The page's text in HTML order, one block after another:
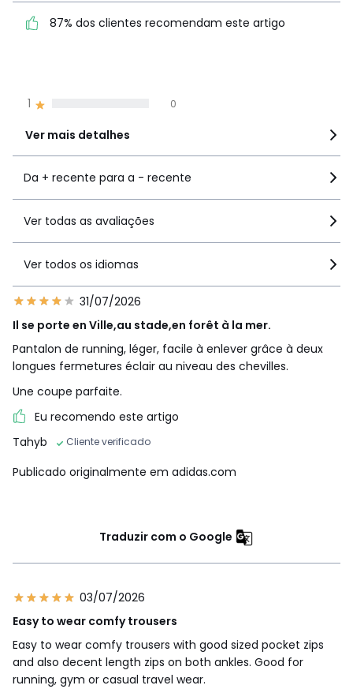
1 0
5
recomendam este artigo
Ver mais detalhes
87% dos clientes recomendam este artigo
Da + recente para a - recente
Ver todas as avaliações
Ver todos os idiomas
31/07/2026
Il se porte en Ville,au stade,en forêt à la mer.
Pantalon de running, léger, facile à enlever grâce à deux
longues fermetures éclair au niveau des chevilles.
Une coupe parfaite.
Eu recomendo este artigo
Tahyb
Cliente verificado
Publicado originalmente em adidas.com
Traduzir com o Google
03/07/2026
Easy to wear comfy trousers
Easy to wear comfy trousers with good sized pocket zips
and also decent length zips on both ankles. Good for
running, gym or casual travel wear.